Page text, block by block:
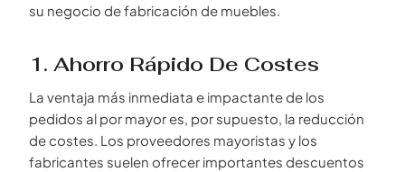
su negocio de fabricación de muebles.
1. Ahorro Rápido De Costes
La ventaja más inmediata e impactante de los
pedidos al por mayor es, por supuesto, la reducción
de costes. Los proveedores mayoristas y los
fabricantes suelen ofrecer importantes descuentos